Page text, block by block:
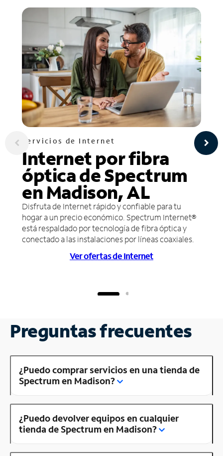
Servicios de Internet
Internet por fibra
óptica de Spectrum
en Madison, AL
Disfruta de Internet rápido y confiable para tu
hogar a un precio económico. Spectrum Internet®
está respaldado por tecnología de fibra óptica y
conectado a las instalaciones por líneas coaxiales.
Ver ofertas de Internet
Preguntas frecuentes
¿Puedo comprar servicios en una tienda de
Spectrum en Madison?
¿Puedo devolver equipos en cualquier
tienda de Spectrum en Madison?